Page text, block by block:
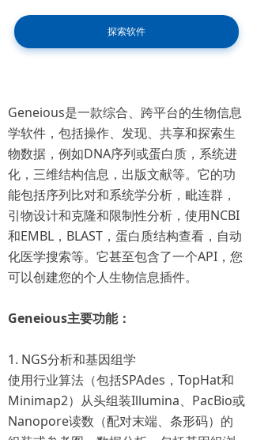
探索软件
Geneious是一款综合、跨平台的生物信息
学软件，包括操作、发现、共享和探索生
物数据，例如DNA序列或蛋白质，系统进
化，三维结构信息，出版文献等。它的功
能包括序列比对和系统学分析，毗连群，
引物设计和克隆和限制性分析，使用NCBI
和EMBL，BLAST，蛋白质结构查看，自动
化医学搜索等。它甚至包含了一个API，您
可以创建您的个人生物信息插件。
Geneious主要功能：
1. NGS分析和基因组学
使用行业算法（包括SPAdes，TopHat和
Minimap2）从头组装Illumina、PacBio或
Nanopore读数（配对末端、条形码）的